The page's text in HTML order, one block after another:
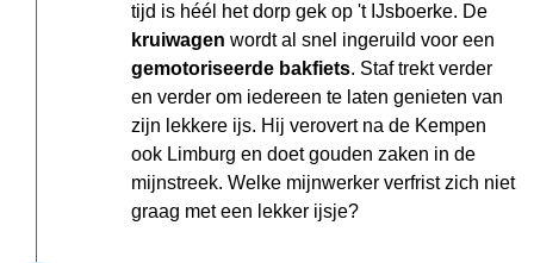
tijd is héél het dorp gek op 't IJsboerke. De
kruiwagen wordt al snel ingeruild voor een
gemotoriseerde bakfiets. Staf trekt verder
en verder om iedereen te laten genieten van
zijn lekkere ijs. Hij verovert na de Kempen
ook Limburg en doet gouden zaken in de
mijnstreek. Welke mijnwerker verfrist zich niet
graag met een lekker ijsje?